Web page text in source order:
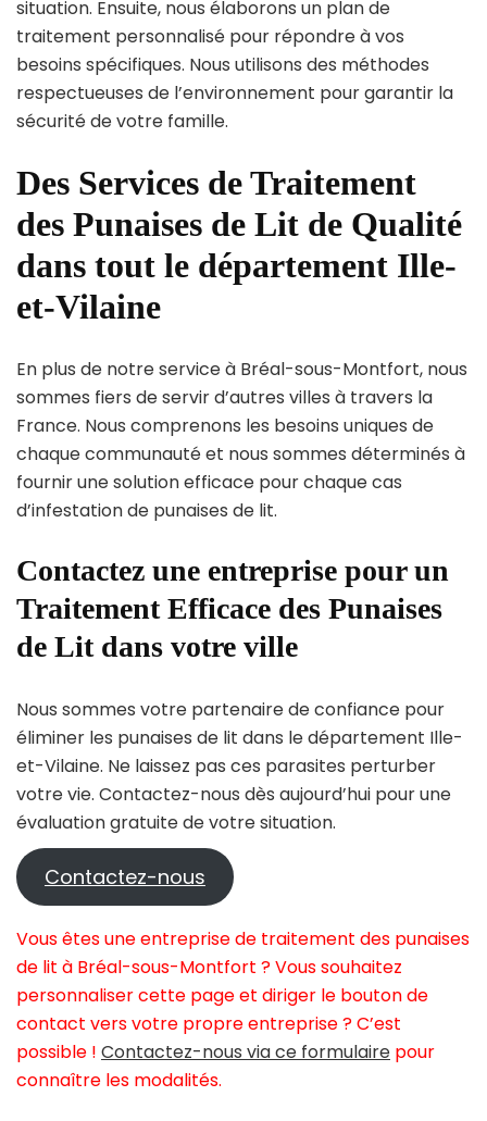
situation. Ensuite, nous élaborons un plan de
traitement personnalisé pour répondre à vos
besoins spécifiques. Nous utilisons des méthodes
respectueuses de l’environnement pour garantir la
sécurité de votre famille.
Des Services de Traitement
des Punaises de Lit de Qualité
dans tout le département Ille-
et-Vilaine
En plus de notre service à Bréal-sous-Montfort, nous
sommes fiers de servir d’autres villes à travers la
France. Nous comprenons les besoins uniques de
chaque communauté et nous sommes déterminés à
fournir une solution efficace pour chaque cas
d’infestation de punaises de lit.
Contactez une entreprise pour un
Traitement Efficace des Punaises
de Lit dans votre ville
Nous sommes votre partenaire de confiance pour
éliminer les punaises de lit dans le département Ille-
et-Vilaine. Ne laissez pas ces parasites perturber
votre vie. Contactez-nous dès aujourd’hui pour une
évaluation gratuite de votre situation.
Contactez-nous
Vous êtes une entreprise de traitement des punaises
de lit à Bréal-sous-Montfort ? Vous souhaitez
personnaliser cette page et diriger le bouton de
contact vers votre propre entreprise ? C’est
possible ! Contactez-nous via ce formulaire pour
connaître les modalités.